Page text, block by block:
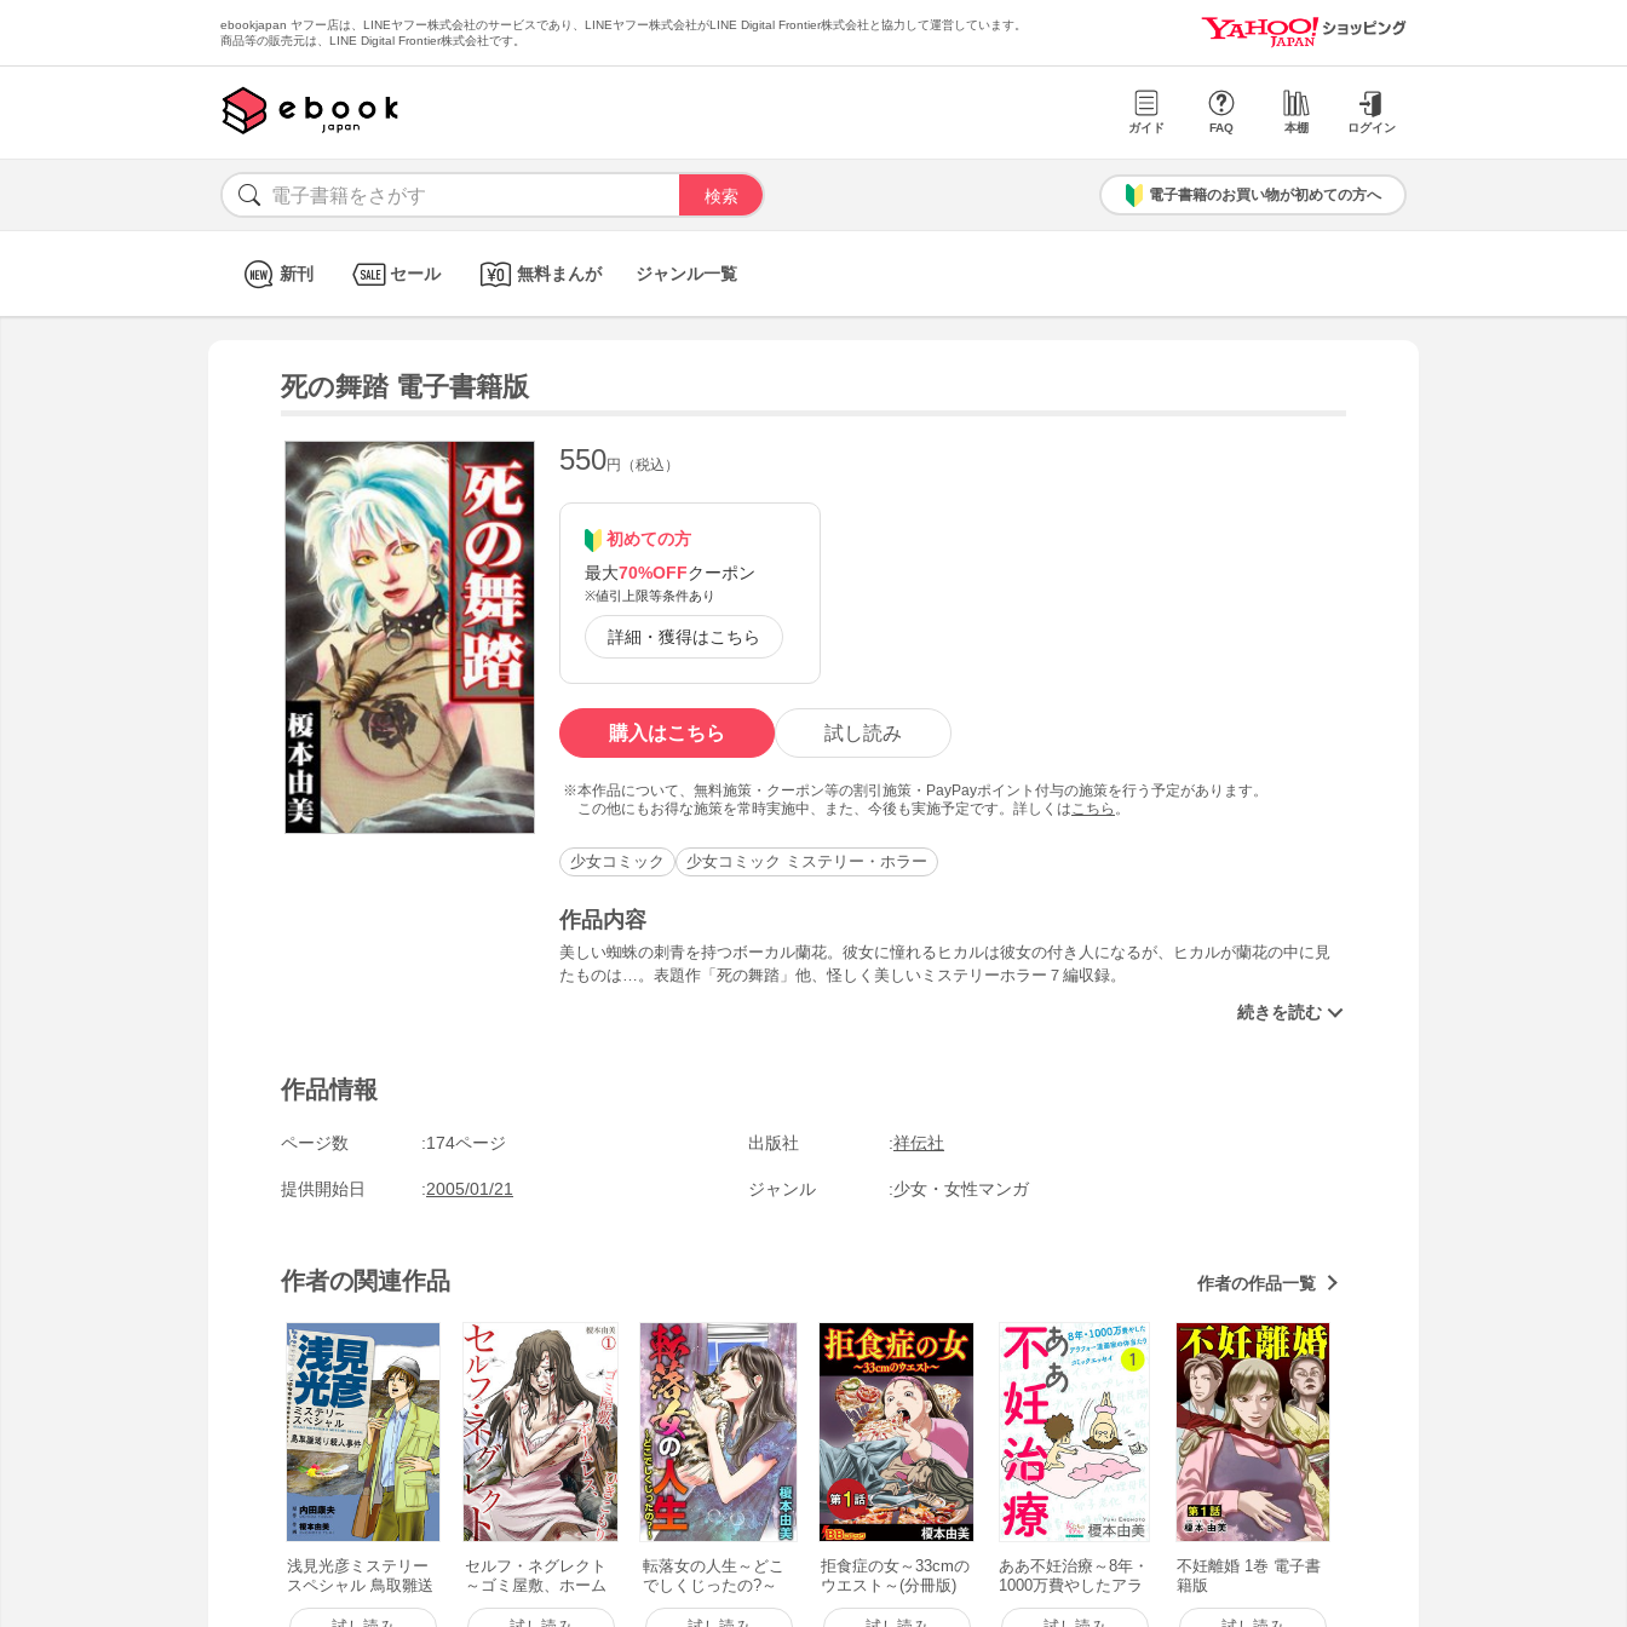
ebookjapan ヤフー店は、LINEヤフー株式会社のサービスであり、LINEヤフー株式会社がLINE Digital Frontier株式会社と協力して運営しています。
商品等の販売元は、LINE Digital Frontier株式会社です。
ガイド FAQ 本棚 ログイン
電子書籍のお買い物が初めての方へ
新刊 セール 無料まんが ジャンル一覧
死の舞踏 電子書籍版
550円（税込）
初めての方
最大70%OFFクーポン
※値引上限等条件あり
詳細・獲得はこちら
購入はこちら 試し読み
本作品について、無料施策・クーポン等の割引施策・PayPayポイント付与の施策を行う予定があります。
この他にもお得な施策を常時実施中、また、今後も実施予定です。詳しくは こちら 。
少女コミック 少女コミック ミステリー・ホラー
作品内容
美しい蜘蛛の刺青を持つボーカル蘭花。彼女に憧れるヒカルは彼女の付き人になるが、ヒカルが蘭花の中に見
たものは…。表題作「死の舞踏」他、怪しく美しいミステリーホラー７編収録。
作品情報
ページ数 174ページ 出版社 祥伝社
提供開始日 2005/01/21 ジャンル 少女・女性マンガ
作者の関連作品 作者の作品一覧
浅見光彦ミステリー
スペシャル 鳥取雛送
り殺人事件 電子書籍
セルフ・ネグレクト
～ゴミ屋敷、ホーム
レス、ひきこもり (1)
転落女の人生～どこ
でしくじったの?～
(1) 電子書籍版
拒食症の女～33cmの
ウエスト～(分冊版)
(1) 電子書籍版
ああ不妊治療～8年・
1000万費やしたアラ
フォー漫画家の体当
不妊離婚 1巻 電子書
籍版